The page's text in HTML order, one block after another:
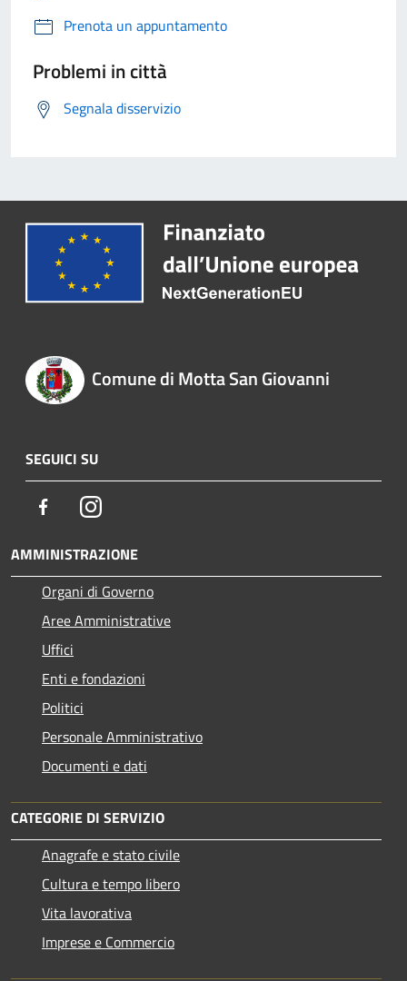
Prenota un appuntamento
Problemi in città
Segnala disservizio
Comune di Motta San Giovanni
SEGUICI SU
FacebookInstagram
AMMINISTRAZIONE
Organi di Governo
Aree Amministrative
Uffici
Enti e fondazioni
Politici
Personale Amministrativo
Documenti e dati
CATEGORIE DI SERVIZIO
Anagrafe e stato civile
Cultura e tempo libero
Vita lavorativa
Imprese e Commercio